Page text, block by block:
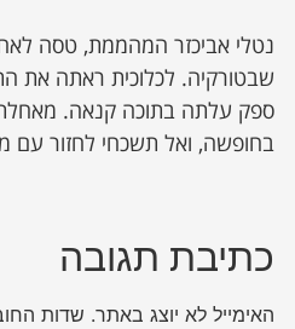
נטלי אביכזר המהממת, טסה
שבטורקיה. לכלוכית ראתה את
ספק עלתה בתוכה קנאה. מאחלת
בחופשה, ואל תשכחי לחזור עם
כתיבת תגובה
האימייל לא יוצג באתר. שדות